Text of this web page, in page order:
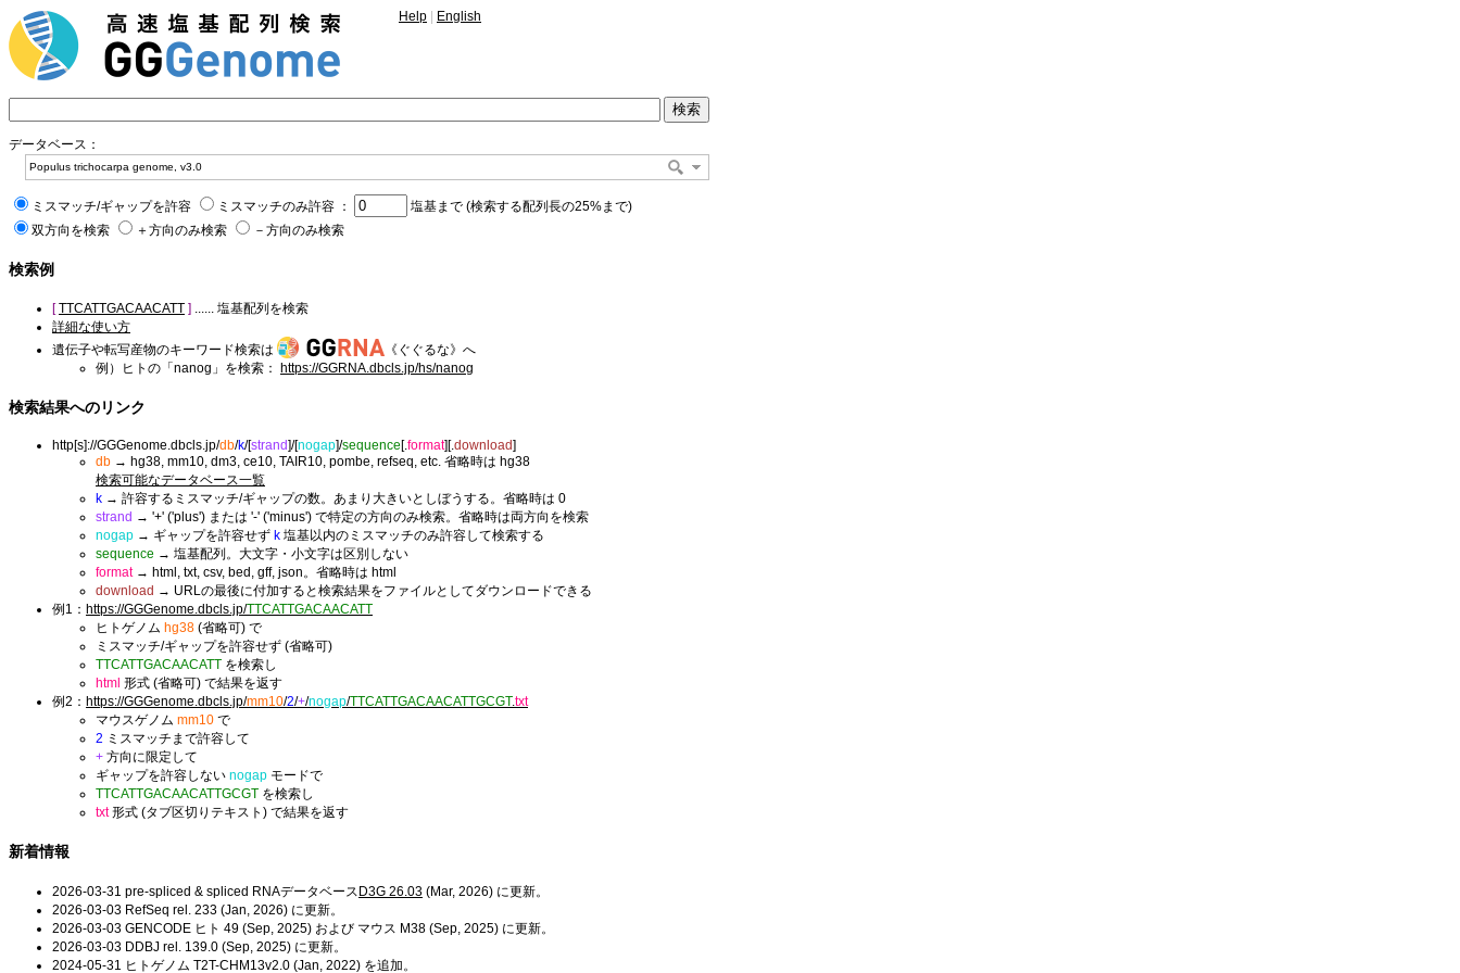
Help English
データベース：
ミスマッチ/ギャップを許容 ミスマッチのみ許容 ：
塩基まで (検索する配列長の25%まで)
双方向を検索
＋方向のみ検索 －方向のみ検索
検索例
[ TTCATTGACAACATT ] ...... 塩基配列を検索
詳細な使い方
遺伝子や転写産物のキーワード検索は
《ぐぐるな》へ
例）ヒトの「nanog」を検索： https://GGRNA.dbcls.jp/hs/nanog
検索結果へのリンク
http[s]://GGGenome.dbcls.jp/db/k/[strand]/[nogap]/sequence[.format][.download]
db → hg38, mm10, dm3, ce10, TAIR10, pombe, refseq, etc. 省略時は hg38
検索可能なデータベース一覧
k → 許容するミスマッチ/ギャップの数。あまり大きいとしぼうする。省略時は 0
strand → '+' ('plus') または '-' ('minus') で特定の方向のみ検索。省略時は両方向を検索
nogap → ギャップを許容せず k 塩基以内のミスマッチのみ許容して検索する
sequence → 塩基配列。大文字・小文字は区別しない
format→ html, txt, csv, bed, gff, json。省略時は html
download → URLの最後に付加すると検索結果をファイルとしてダウンロードできる
例1： https://GGGenome.dbcls.jp/TTCATTGACAACATT
ヒトゲノム hg38 (省略可) で
ミスマッチ/ギャップを許容せず (省略可)
TTCATTGACAACATT を検索し
html 形式 (省略可) で結果を返す
例2： https://GGGenome.dbcls.jp/mm10/2/+/nogap/TTCATTGACAACATTGCGT.txt
マウスゲノム mm10 で
2 ミスマッチまで許容して
+ 方向に限定して
ギャップを許容しない nogap モードで
TTCATTGACAACATTGCGT を検索し
txt形式 (タブ区切りテキスト) で結果を返す
新着情報
2026-03-31 pre-spliced & spliced RNAデータベース D3G 26.03 (Mar, 2026) に更新。
2026-03-03 RefSeq rel. 233 (Jan, 2026) に更新。
2026-03-03 GENCODE ヒト 49 (Sep, 2025) および マウス M38 (Sep, 2025) に更新。
2026-03-03 DDBJ rel. 139.0 (Sep, 2025) に更新。
2024-05-31 ヒトゲノム T2T-CHM13v2.0 (Jan, 2022) を追加。